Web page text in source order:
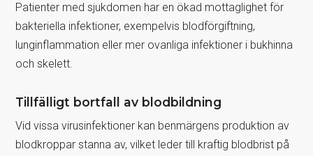
Patienter med sjukdomen har en ökad mottaglighet för
bakteriella infektioner, exempelvis blodförgiftning,
lunginflammation eller mer ovanliga infektioner i bukhinna
och skelett.
Tillfälligt bortfall av blodbildning
Vid vissa virusinfektioner kan benmärgens produktion av
blodkroppar stanna av, vilket leder till kraftig blodbrist på